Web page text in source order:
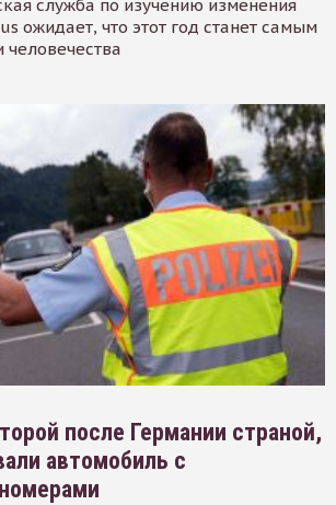
служба по изучению изменения
ожидает, что этот год станет самым
после Германии страной,
автомобиль с